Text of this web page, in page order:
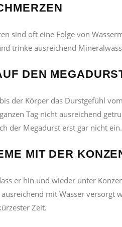
sind oft eine Folge von
trinke ausreichend
DEN
der Körper das Durstgefühl
Tag nicht ausreichend
der Megadurst erst gar nicht ein.
MIT DER
er hin und wieder unter
ausreichend mit Wasser
Zeit.